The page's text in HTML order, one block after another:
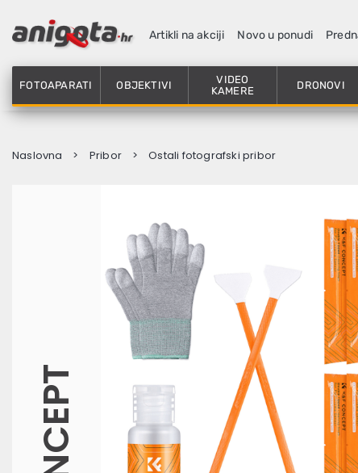
Artikli na akciji Novo u ponudi
FOTOAPARATI OBJEKTIVI
VIDEO
KAMERE
DRONOVI
Naslovna Pribor Ostali fotografski pribor